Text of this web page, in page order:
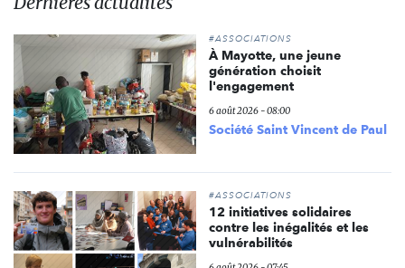
#ASSOCIATIONS
À Mayotte, une jeune
génération choisit
l'engagement
6 août 2026 - 08:00
Société Saint Vincent de Paul
#ASSOCIATIONS
12 initiatives solidaires
contre les inégalités et les
vulnérabilités